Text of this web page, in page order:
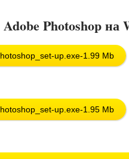
Adobe Photoshop на
up.exe-1.99 Mb
up.exe-1.95 Mb